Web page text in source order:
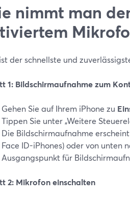
nimmt man
der schnellste und
1: Bildschirmaufnahme zum
Gehen Sie auf Ihrem iPhone zu
Tippen Sie unter „Weitere
Die Bildschirmaufnahme
Face ID-iPhones) oder von unten
Ausgangspunkt für
2: Mikrofon einschalten